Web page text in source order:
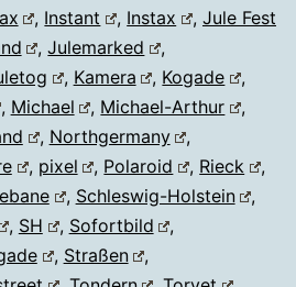
, Instant , Instax , Jule Fest
,Julemarked
,
, Kamera , Kogade
,
, Michael , Michael-Arthur
,
, Northgermany
,
, pixel , Polaroid , Rieck
,
, Schleswig-Holstein
,
, SH , Sofortbild
,
, Straßen
,